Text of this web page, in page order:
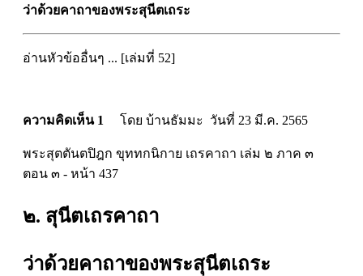
ว่าด้วยคาถาของพระสุนีตเถระ
อ่านหัวข้ออื่นๆ ... [เล่มที่ 52]
ความคิดเห็น 1 โดย บ้านธัมมะ วันที่ 23 มี.ค. 2565
พระสุตตันตปิฎก ขุททกนิกาย เถรคาถา เล่ม ๒ ภาค ๓
ตอน ๓ - หน้า 437
๒. สุนีตเถรคาถา
ว่าด้วยคาถาของพระสุนีตเถระ